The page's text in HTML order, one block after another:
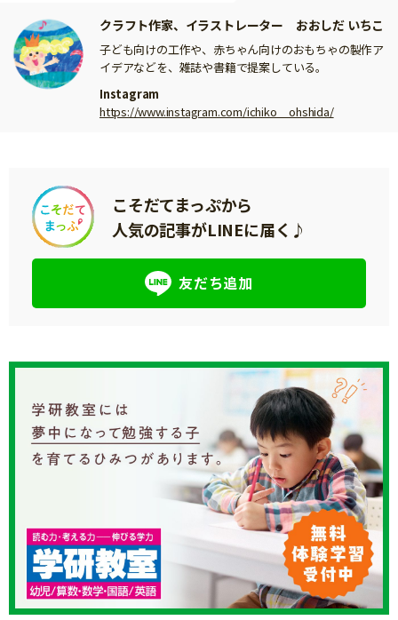
クラフト作家、イラストレーター おおしだ いちこ
子ども向けの工作や、赤ちゃん向けのおもちゃの製作ア
イデアなどを、雑誌や書籍で提案している。
Instagram
https://www.instagram.com/ichiko__ohshida/
こそだてまっぷから
人気の記事がLINEに届く♪
友だち追加